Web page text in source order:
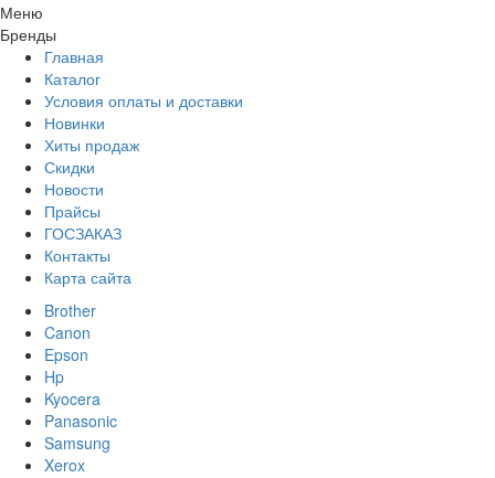
Меню
Бренды
Главная
Каталог
Условия оплаты и доставки
Новинки
Хиты продаж
Скидки
Новости
Прайсы
ГОСЗАКАЗ
Контакты
Карта сайта
Brother
Canon
Epson
Hp
Kyocera
Panasonic
Samsung
Xerox